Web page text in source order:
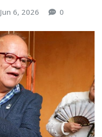
Jun 6, 2026 0